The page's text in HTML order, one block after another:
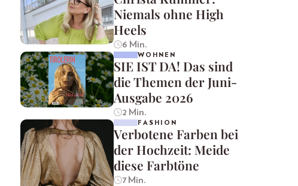
Niemals ohne High
Heels
6 Min.
WOHNEN
SIE IST DA! Das sind
die Themen der Juni-
Ausgabe 2026
2 Min.
FASHION
Verbotene Farben bei
der Hochzeit: Meide
diese Farbtöne
7 Min.